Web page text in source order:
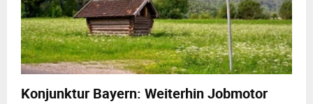
Konjunktur Bayern: Weiterhin Jobmotor